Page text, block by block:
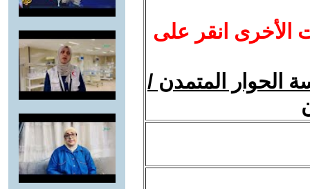
الأخرى انقر على
الحوار المتمدن /